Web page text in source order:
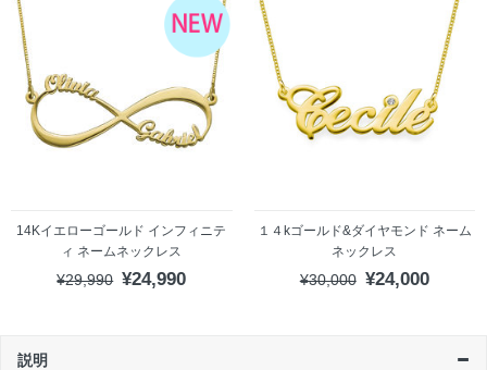
14Kイエローゴールド インフィニテ
ィ ネームネックレス
¥29,990 ¥24,990
１４kゴールド&ダイヤモンド ネーム
ネックレス
¥30,000 ¥24,000
説明